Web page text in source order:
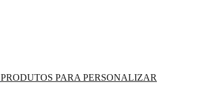
PRODUTOS PARA PERSONALIZAR